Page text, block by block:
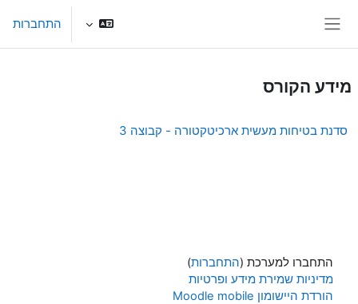
התחברות
מידע הקורס
סדנת בטיחות מעשית ארכיטקטורה - קבוצה 3
התחברו למערכת (התחברות)
מדיניות שמירת מידע ופרטיות
הורדת היישומון Moodle mobile